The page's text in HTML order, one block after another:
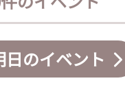
日のイベント